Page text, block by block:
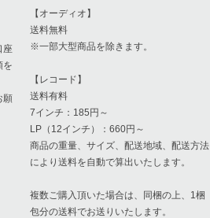
座
を
願
【オーディオ】
送料無料
※一部大型商品を除きます。
【レコード】
送料有料
7インチ：185円～
LP（12インチ）：660円～
商品の重量、サイズ、配送地域、配送方法
により送料を自動で算出いたします。
複数ご購入頂いた場合は、同梱の上、1梱
包分の送料でお送りいたします。